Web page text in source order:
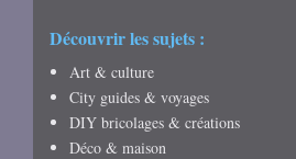
Découvrir les sujets :
Art & culture
City guides & voyages
DIY bricolages & créations
Déco & maison